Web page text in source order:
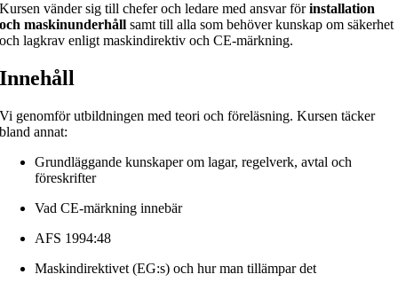
Kursen vänder sig till chefer och ledare med ansvar förinstallation
och maskinunderhåll samt till alla som behöver kunskap om säkerhet
och lagkrav enligt maskindirektiv och CE-märkning.
Innehåll
Vi genomför utbildningen med teori och föreläsning. Kursen täcker
bland annat:
Grundläggande kunskaper om lagar, regelverk, avtal och
föreskrifter
Vad CE-märkning innebär
AFS 1994:48
Maskindirektivet (EG:s) och hur man tillämpar det